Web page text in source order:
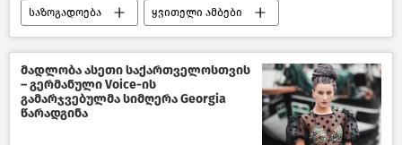
საზოგადოება ყვითელი ამბები
საქართველო
მადლობა ასეთი საქართველოსთვის
– გერმანული Voice-ის
გამარჯვებულმა სიმღერა Georgia
წარადგინა